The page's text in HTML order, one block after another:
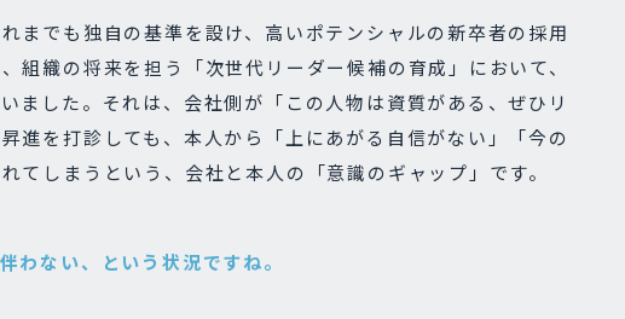
れまでも独自の基準を設け、高いポテンシャルの新卒者の採用
組織の将来を担う「次世代リーダー候補の育成」において、
ました。それは、会社側が「この人物は資質がある、ぜひリ
進を打診しても、本人から「上にあがる自信がない」「今の
てしまうという、会社と本人の「意識のギャップ」です。
ない、という状況ですね。